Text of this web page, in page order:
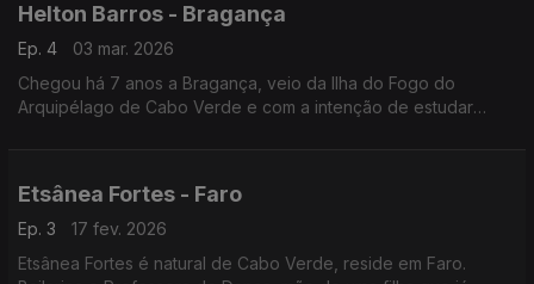
Helton Barros - Bragança
Ep. 4
03 mar. 2026
Chegou há 7 anos a Bragança, veio da Ilha do Fogo do
Arquipélago de Cabo Verde e com a intenção de estudar
Etsânea Fortes - Faro
Ep. 3
17 fev. 2026
Etsânea Fortes é natural de Cabo Verde, reside em Faro.